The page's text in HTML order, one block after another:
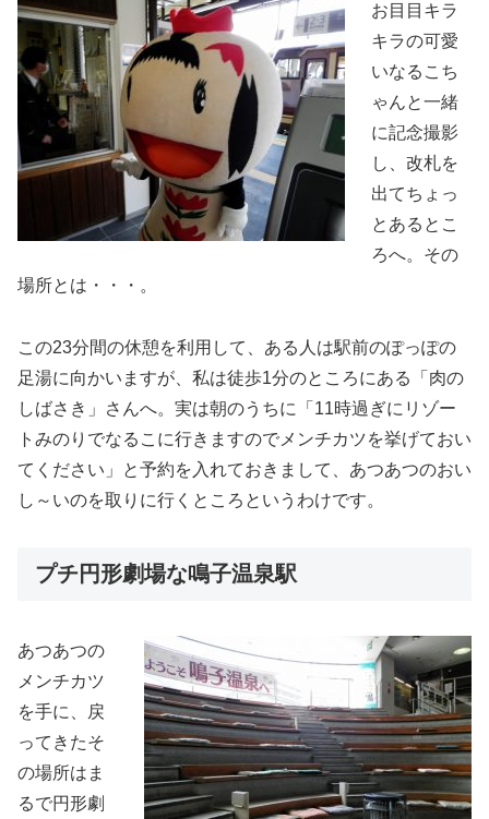
お目目キラ
キラの可愛
いなるこち
ゃんと一緒
に記念撮影
し、改札を
出てちょっ
とあるとこ
ろへ。その
場所とは・・・。
この23分間の休憩を利用して、ある人は駅前のぽっぽの
足湯に向かいますが、私は徒歩1分のところにある「肉の
しばさき」さんへ。実は朝のうちに「11時過ぎにリゾー
トみのりでなるこに行きますのでメンチカツを挙げておい
てください」と予約を入れておきまして、あつあつのおい
し～いのを取りに行くところというわけです。
プチ円形劇場な鳴子温泉駅
あつあつの
メンチカツ
を手に、戻
ってきたそ
の場所はま
るで円形劇